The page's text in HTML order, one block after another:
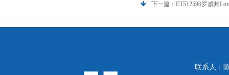
下一篇： ET512590罗威邦
联系人：